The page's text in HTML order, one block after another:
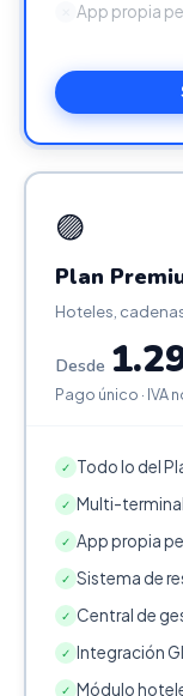
App propia
🟣
Plan
Hoteles,
Desde
Pago único · IVA
✓ Todo lo del
✓ Multi-
✓ App propia
✓ Sistema de
✓ Central de
✓ Integración
✓ Módulo